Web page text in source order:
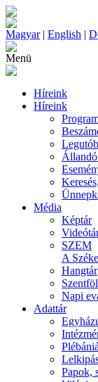
Magyar| English |
Menü
Híreink
Híreink
Média
Képtár
SZEM
A
Hangtár
Napi
Adattár
Papok,